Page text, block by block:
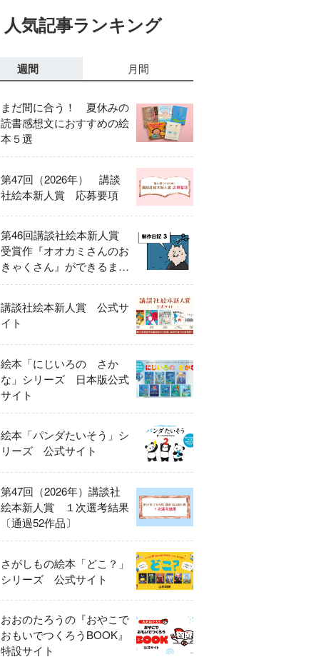
人気記事ランキング
週間 月間
まだ間に合う！ 夏休みの
読書感想文におすすめの絵
本５選
第47回（2026年） 講談
社絵本新人賞 応募要項
第46回講談社絵本新人賞
受賞作『オオカミさんのお
きゃくさん』ができるまで
③
講談社絵本新人賞 公式サ
イト
絵本「にじいろの さか
な」シリーズ 日本版公式
サイト
絵本「パンダたいそう」シ
リーズ 公式サイト
第47回（2026年）講談社
絵本新人賞 １次選考結果
〔通過52作品〕
さがしもの絵本「どこ？」
シリーズ 公式サイト
おおのたろうの『おやこで
おもいでつくろうBOOK』
特設サイト